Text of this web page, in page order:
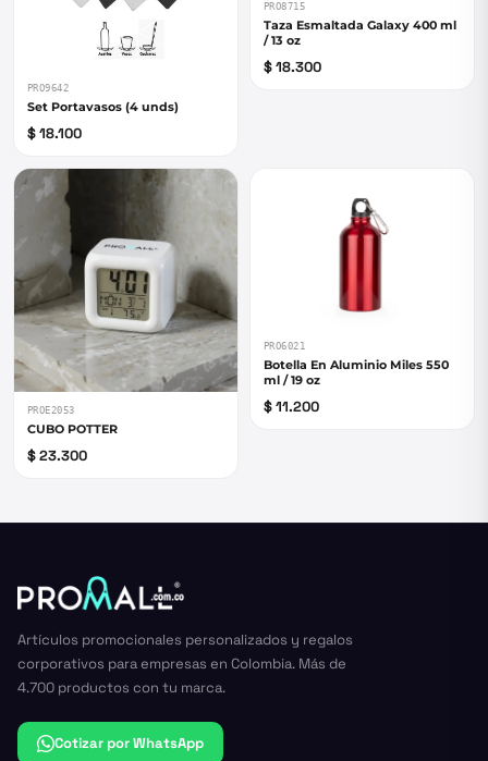
PRO9642
Set Portavasos (4 unds)
$ 18.100
PRO8715
Taza Esmaltada Galaxy 400 ml
/ 13 oz
$ 18.300
PROE2053
CUBO POTTER
$ 23.300
PRO6021
Botella En Aluminio Miles 550
ml / 19 oz
$ 11.200
Artículos promocionales personalizados y regalos
corporativos para empresas en Colombia. Más de
4.700 productos con tu marca.
Cotizar por WhatsApp